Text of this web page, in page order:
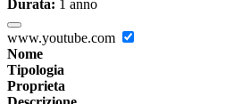
Durata: 1 anno
www.youtube.com
Nome
Tipologia
Proprieta